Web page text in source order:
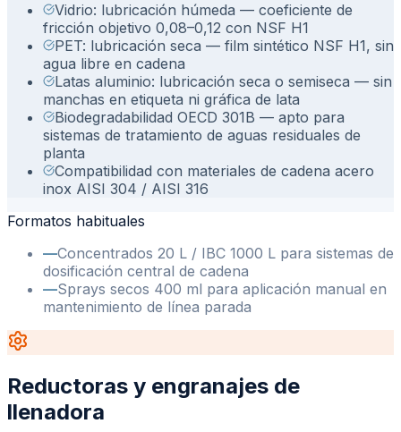
Vidrio: lubricación húmeda — coeficiente de
fricción objetivo 0,08–0,12 con NSF H1
PET: lubricación seca — film sintético NSF H1, sin
agua libre en cadena
Latas aluminio: lubricación seca o semiseca — sin
manchas en etiqueta ni gráfica de lata
Biodegradabilidad OECD 301B — apto para
sistemas de tratamiento de aguas residuales de
planta
Compatibilidad con materiales de cadena acero
inox AISI 304 / AISI 316
Formatos habituales
—Concentrados 20 L / IBC 1000 L para sistemas de
dosificación central de cadena
—Sprays secos 400 ml para aplicación manual en
mantenimiento de línea parada
Reductoras y engranajes de
llenadora